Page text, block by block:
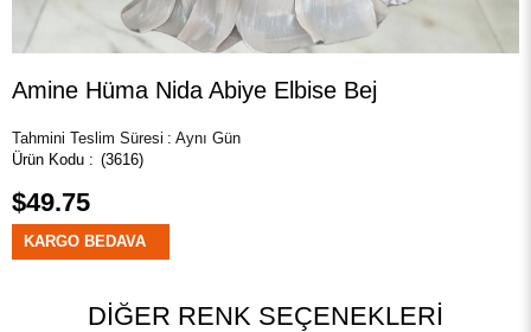
Amine Hüma Nida Abiye Elbise Bej
Tahmini Teslim Süresi : Aynı Gün
(3616)
$49.75
KARGO BEDAVA
DIĞER RENK SEÇENEKLERI